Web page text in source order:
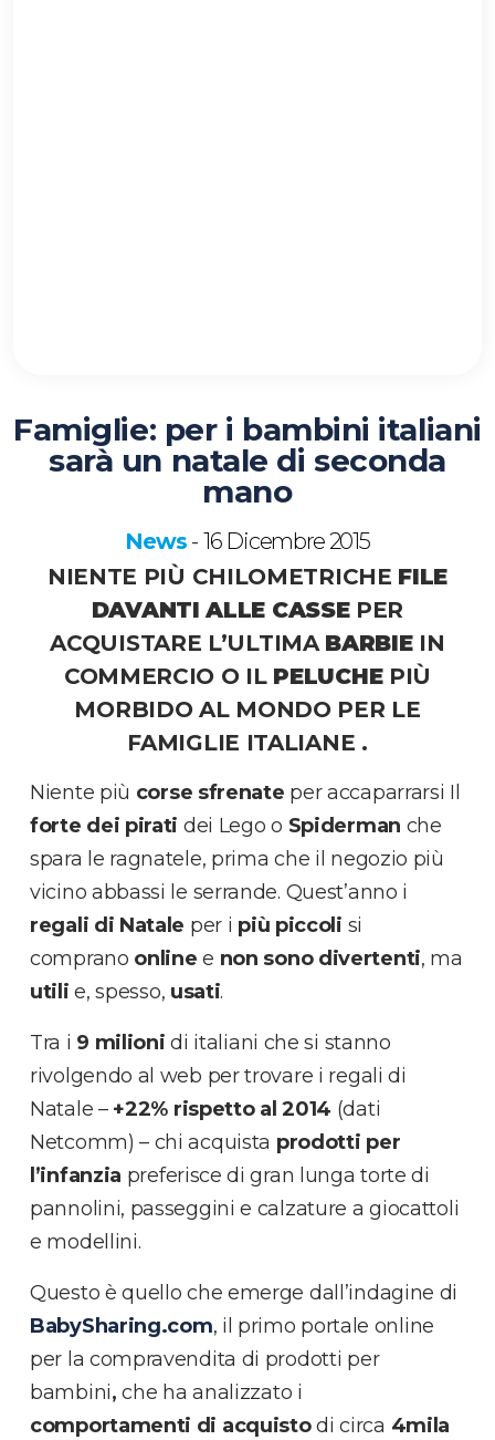
Famiglie: per i bambini italiani
sarà un natale di seconda
mano
News - 16 Dicembre 2015
NIENTE PIÙ CHILOMETRICHE FILE
DAVANTI ALLE CASSEPER
ACQUISTARE L’ULTIMA BARBIEIN
COMMERCIO O IL PELUCHEPIÙ
MORBIDO AL MONDO PER LE
FAMIGLIE ITALIANE .
Niente più corse sfrenate per accaparrarsi Il
forte dei pirati dei Lego o Spiderman che
spara le ragnatele, prima che il negozio più
vicino abbassi le serrande. Quest’anno i
regali di Natale per i più piccoli si
comprano online e non sono divertenti, ma
utili e, spesso, usati.
Tra i 9 milioni di italiani che si stanno
rivolgendo al web per trovare i regali di
Natale – +22% rispetto al 2014 (dati
Netcomm) – chi acquista prodotti per
l’infanzia preferisce di gran lunga torte di
pannolini, passeggini e calzature a giocattoli
e modellini.
Questo è quello che emerge dall’indagine di
BabySharing.com, il primo portale online
per la compravendita di prodotti per
bambini,che ha analizzato i
comportamenti di acquistodi circa 4mila